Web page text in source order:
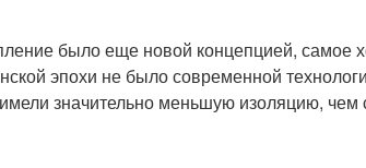
было еще новой концепцией, самое
эпохи не было современной
значительно меньшую изоляцию, чем